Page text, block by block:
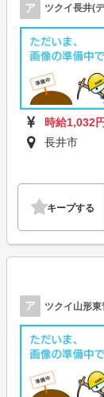
ア ツクイ長井(
時給1,032
長井市
キープする
ア ツクイ山形